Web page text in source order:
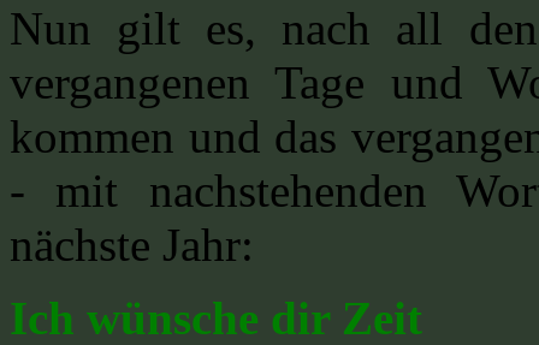
Nun gilt es, nach all
vergangenen Tage und
kommen und das
- mit nachstehenden
nächste Jahr:
Ich wünsche dir Zeit